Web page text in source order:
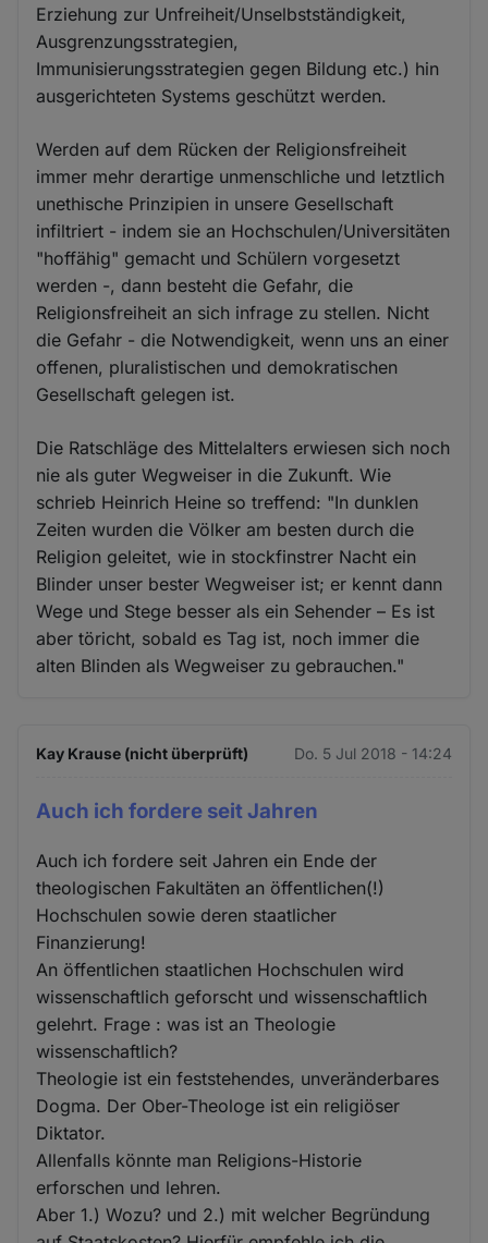
Erziehung zur Unfreiheit/Unselbstständigkeit,
Ausgrenzungsstrategien,
Immunisierungsstrategien gegen Bildung etc.) hin
ausgerichteten Systems geschützt werden.
Werden auf dem Rücken der Religionsfreiheit
immer mehr derartige unmenschliche und letztlich
unethische Prinzipien in unsere Gesellschaft
infiltriert - indem sie an Hochschulen/Universitäten
"hoffähig" gemacht und Schülern vorgesetzt
werden -, dann besteht die Gefahr, die
Religionsfreiheit an sich infrage zu stellen. Nicht
die Gefahr - die Notwendigkeit, wenn uns an einer
offenen, pluralistischen und demokratischen
Gesellschaft gelegen ist.
Die Ratschläge des Mittelalters erwiesen sich noch
nie als guter Wegweiser in die Zukunft. Wie
schrieb Heinrich Heine so treffend: "In dunklen
Zeiten wurden die Völker am besten durch die
Religion geleitet, wie in stockfinstrer Nacht ein
Blinder unser bester Wegweiser ist; er kennt dann
Wege und Stege besser als ein Sehender – Es ist
aber töricht, sobald es Tag ist, noch immer die
alten Blinden als Wegweiser zu gebrauchen."
Kay Krause (nicht überprüft) Do. 5 Jul 2018 - 14:24
Auch ich fordere seit Jahren
Auch ich fordere seit Jahren ein Ende der
theologischen Fakultäten an öffentlichen(!)
Hochschulen sowie deren staatlicher
Finanzierung!
An öffentlichen staatlichen Hochschulen wird
wissenschaftlich geforscht und wissenschaftlich
gelehrt. Frage : was ist an Theologie
wissenschaftlich?
Theologie ist ein feststehendes, unveränderbares
Dogma. Der Ober-Theologe ist ein religiöser
Diktator.
Allenfalls könnte man Religions-Historie
erforschen und lehren.
Aber 1.) Wozu? und 2.) mit welcher Begründung